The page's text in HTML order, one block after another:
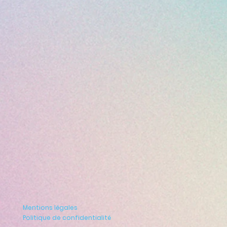
Mentions légales
Politique de confidentialité